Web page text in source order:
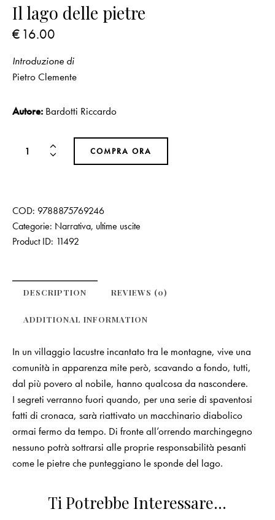
Il lago delle pietre
€ 16.00
Introduzione di
Pietro Clemente
Autore: Bardotti Riccardo
COMPRA ORA
COD: 9788875769246
Categorie: Narrativa, ultime uscite
Product ID: 11492
DESCRIPTION REVIEWS (0)
ADDITIONAL INFORMATION
In un villaggio lacustre incantato tra le montagne, vive una
comunità in apparenza mite però, scavando a fondo, tutti,
dal più povero al nobile, hanno qualcosa da nascondere.
I segreti verranno fuori quando, per una serie di spaventosi
fatti di cronaca, sarà riattivato un macchinario diabolico
ormai fermo da tempo. Di fronte all’orrendo marchingegno
nessuno potrà sottrarsi alle proprie responsabilità pesanti
come le pietre che punteggiano le sponde del lago.
Ti Potrebbe Interessare…